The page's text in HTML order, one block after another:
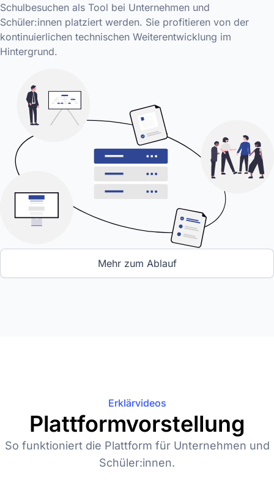
Schulbesuchen als Tool bei Unternehmen und
Schüler:innen platziert werden. Sie profitieren von der
kontinuierlichen technischen Weiterentwicklung im
Hintergrund.
Mehr zum Ablauf
Erklärvideos
Plattformvorstellung
So funktioniert die Plattform für Unternehmen und
Schüler:innen.